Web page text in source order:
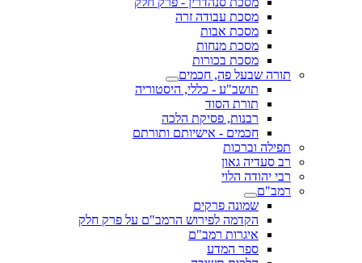
מסכת עבודה זרה
מסכת אבות
מסכת מנחות
מסכת בכורות
תורה שבעל פה, חכמים
תושב"ע - כללי, היסטוריה
תורת הסוד
רבנות, פסיקת הלכה
חכמים - אישיותם ותורתם
תפילה וברכות
רב סעדיה גאון
רבי יהודה הלוי
רמב"ם
שמונה פרקים
הקדמה לפירוש הרמב"ם על פרק חלק
איגרות רמב"ם
ספר המדע